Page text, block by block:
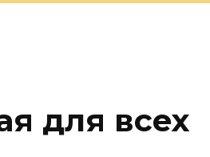
для всех